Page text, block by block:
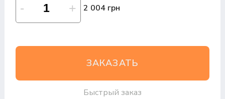
2 004 грн
ЗАКАЗАТЬ
Быстрый заказ